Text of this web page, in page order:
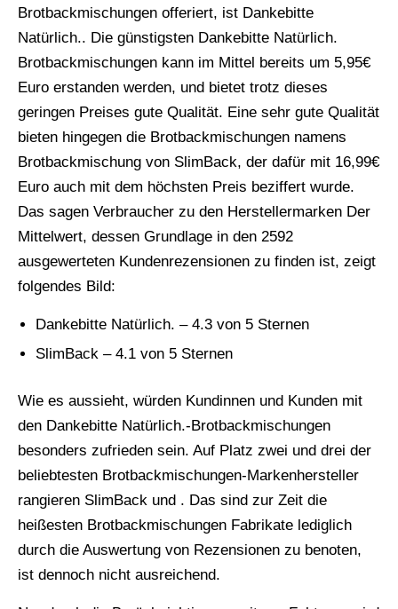
Brotbackmischungen offeriert, ist Dankebitte
Natürlich.. Die günstigsten Dankebitte Natürlich.
Brotbackmischungen kann im Mittel bereits um 5,95€
Euro erstanden werden, und bietet trotz dieses
geringen Preises gute Qualität. Eine sehr gute Qualität
bieten hingegen die Brotbackmischungen namens
Brotbackmischung von SlimBack, der dafür mit 16,99€
Euro auch mit dem höchsten Preis beziffert wurde.
Das sagen Verbraucher zu den Herstellermarken Der
Mittelwert, dessen Grundlage in den 2592
ausgewerteten Kundenrezensionen zu finden ist, zeigt
folgendes Bild:
Dankebitte Natürlich. – 4.3 von 5 Sternen
SlimBack – 4.1 von 5 Sternen
Wie es aussieht, würden Kundinnen und Kunden mit
den Dankebitte Natürlich.-Brotbackmischungen
besonders zufrieden sein. Auf Platz zwei und drei der
beliebtesten Brotbackmischungen-Markenhersteller
rangieren SlimBack und . Das sind zur Zeit die
heißesten Brotbackmischungen Fabrikate lediglich
durch die Auswertung von Rezensionen zu benoten,
ist dennoch nicht ausreichend.